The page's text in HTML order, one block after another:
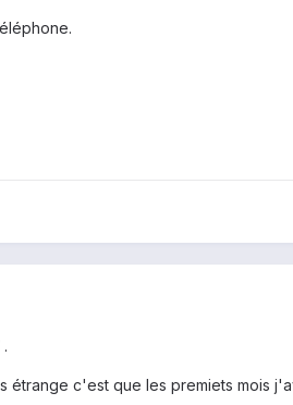
étrange c'est que les premiets mois